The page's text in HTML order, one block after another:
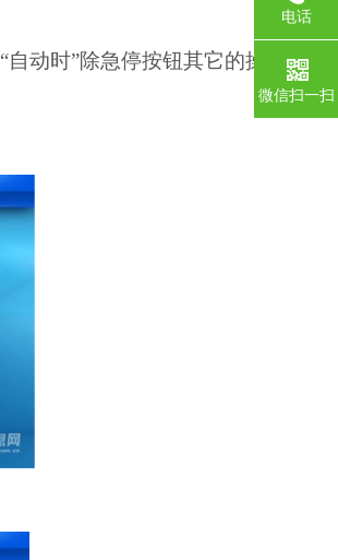
“自动时”除急停按钮其它的操作无
电话
微信扫一扫